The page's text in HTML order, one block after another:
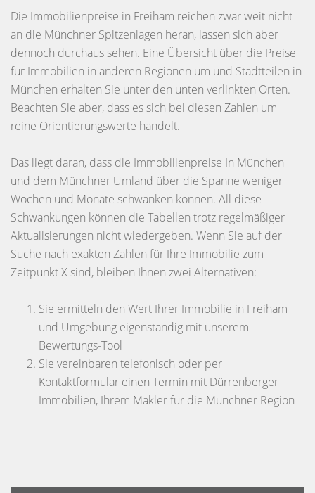
Die Immobilienpreise in Freiham reichen zwar weit nicht
an die Münchner Spitzenlagen heran, lassen sich aber
dennoch durchaus sehen. Eine Übersicht über die Preise
für Immobilien in anderen Regionen um und Stadtteilen in
München erhalten Sie unter den unten verlinkten Orten.
Beachten Sie aber, dass es sich bei diesen Zahlen um
reine Orientierungswerte handelt.
Das liegt daran, dass die Immobilienpreise In München
und dem Münchner Umland über die Spanne weniger
Wochen und Monate schwanken können. All diese
Schwankungen können die Tabellen trotz regelmäßiger
Aktualisierungen nicht wiedergeben. Wenn Sie auf der
Suche nach exakten Zahlen für Ihre Immobilie zum
Zeitpunkt X sind, bleiben Ihnen zwei Alternativen:
Sie ermitteln den Wert Ihrer Immobilie in Freiham
und Umgebung eigenständig mit unserem
Bewertungs-Tool
Sie vereinbaren telefonisch oder per
Kontaktformular einen Termin mit Dürrenberger
Immobilien, Ihrem Makler für die Münchner Region